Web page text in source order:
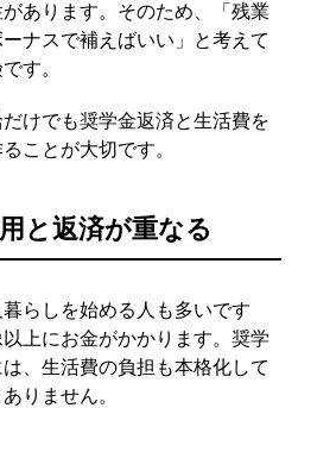
あります。そのため、「残業
ナスで補えばいい」と考えて
す。
けでも奨学金返済と生活費を
ことが大切です。
と返済が重なる
らしを始める人も多いです
上にお金がかかります。奨学
、生活費の負担も本格化して
りません。